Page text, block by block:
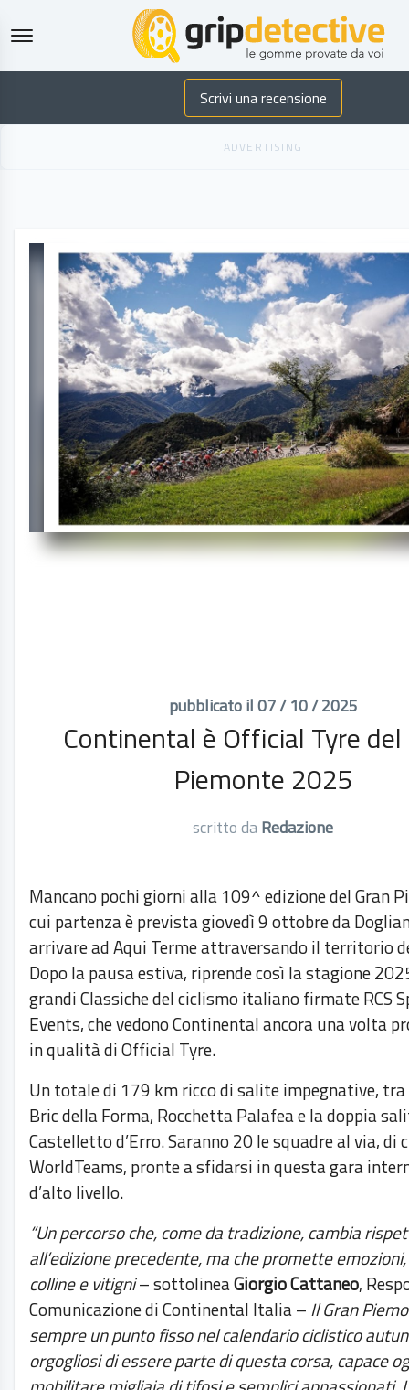
Scrivi una recensione
pubblicato il 07 / 10 / 2025
Continental è Official Tyre del
Piemonte 2025
scritto daRedazione
Mancano pochi giorni alla 109^ edizione del Gran
cui partenza è prevista giovedì 9 ottobre da
arrivare ad Aqui Terme attraversando il territorio
Dopo la pausa estiva, riprende così la stagione
grandi Classiche del ciclismo italiano firmate RCS
Events, che vedono Continental ancora una volta
in qualità di Official Tyre.
Un totale di 179 km ricco di salite impegnative,
Bric della Forma, Rocchetta Palafea e la doppia
Castelletto d’Erro. Saranno 20 le squadre al via, di
WorldTeams, pronte a sfidarsi in questa gara
d’alto livello.
“Un percorso che, come da tradizione, cambia
all’edizione precedente, ma che promette
colline e vitigni– sottolineaGiorgio Cattaneo,
Comunicazione di Continental Italia – Il Gran
sempre un punto fisso nel calendario ciclistico
orgogliosi di essere parte di questa corsa, capace